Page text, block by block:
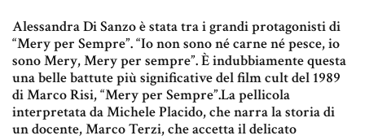
Alessandra Di Sanzo è stata tra i grandi protagonisti di
“Mery per Sempre”. “Io non sono né carne né pesce, io
sono Mery, Mery per sempre”. È indubbiamente questa
una belle battute più significative del film cult del 1989
di Marco Risi, “Mery per Sempre”.La pellicola
interpretata da Michele Placido, che narra la storia di
un docente, Marco Terzi, che accetta il delicato